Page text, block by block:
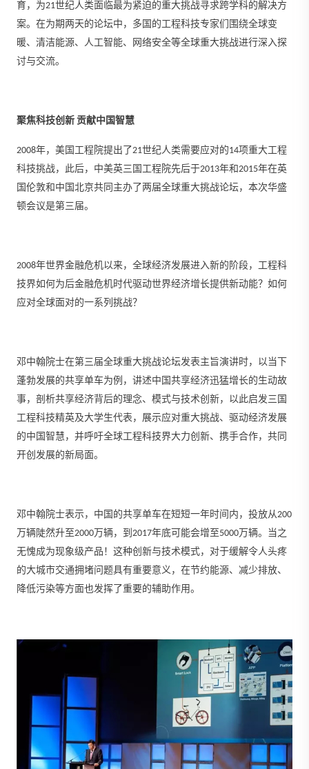
育，为21世纪人类面临最为紧迫的重大挑战寻求跨学科的解决方
案。在为期两天的论坛中，多国的工程科技专家们围绕全球变
暖、清洁能源、人工智能、网络安全等全球重大挑战进行深入探
讨与交流。
聚焦科技创新 贡献中国智慧
2008年，美国工程院提出了21世纪人类需要应对的14项重大工程
科技挑战，此后，中美英三国工程院先后于2013年和2015年在英
国伦敦和中国北京共同主办了两届全球重大挑战论坛，本次华盛
顿会议是第三届。
2008年世界金融危机以来，全球经济发展进入新的阶段，工程科
技界如何为后金融危机时代驱动世界经济增长提供新动能？如何
应对全球面对的一系列挑战？
邓中翰院士在第三届全球重大挑战论坛发表主旨演讲时，以当下
蓬勃发展的共享单车为例，讲述中国共享经济迅猛增长的生动故
事，剖析共享经济背后的理念、模式与技术创新，以此启发三国
工程科技精英及大学生代表，展示应对重大挑战、驱动经济发展
的中国智慧，并呼吁全球工程科技界大力创新、携手合作，共同
开创发展的新局面。
邓中翰院士表示，中国的共享单车在短短一年时间内，投放从200
万辆陡然升至2000万辆，到2017年底可能会增至5000万辆。当之
无愧成为现象级产品！这种创新与技术模式，对于缓解令人头疼
的大城市交通拥堵问题具有重要意义，在节约能源、减少排放、
降低污染等方面也发挥了重要的辅助作用。